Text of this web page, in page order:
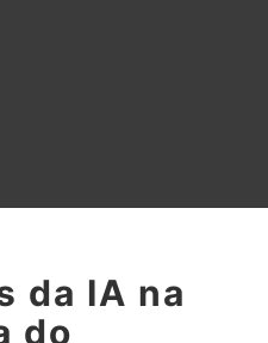
da IA na
do